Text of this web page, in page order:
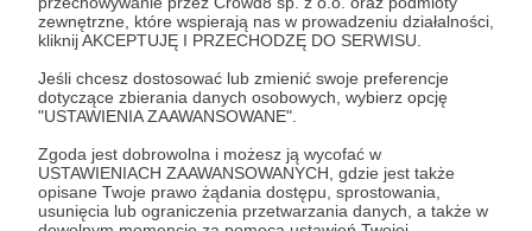
zewnętrzne, które wspierają nas w prowadzeniu działalności,
kliknij AKCEPTUJĘ I PRZECHODZĘ DO SERWISU.
Jeśli chcesz dostosować lub zmienić swoje preferencje
dotyczące zbierania danych osobowych, wybierz opcję
"USTAWIENIA ZAAWANSOWANE".
Zgoda jest dobrowolna i możesz ją wycofać w
USTAWIENIACH ZAAWANSOWANYCH, gdzie jest także
opisane Twoje prawo żądania dostępu, sprostowania,
usunięcia lub ograniczenia przetwarzania danych, a także w
And of course, we're starting to stir up some
GraTy fun in the area right away! As a result,
the GRAtoWÓZ will be visiting nearby
Jasionka tomorrow
Look out for us!
Pssst... We want to quickly remind you that if
you want us to continue working for you, you